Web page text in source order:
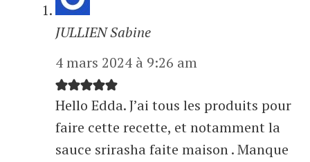
JULLIEN Sabine
4 mars 2024 à 9:26 am
Hello Edda. J’ai tous les produits pour
faire cette recette, et notamment la
sauce srirasha faite maison . Manque